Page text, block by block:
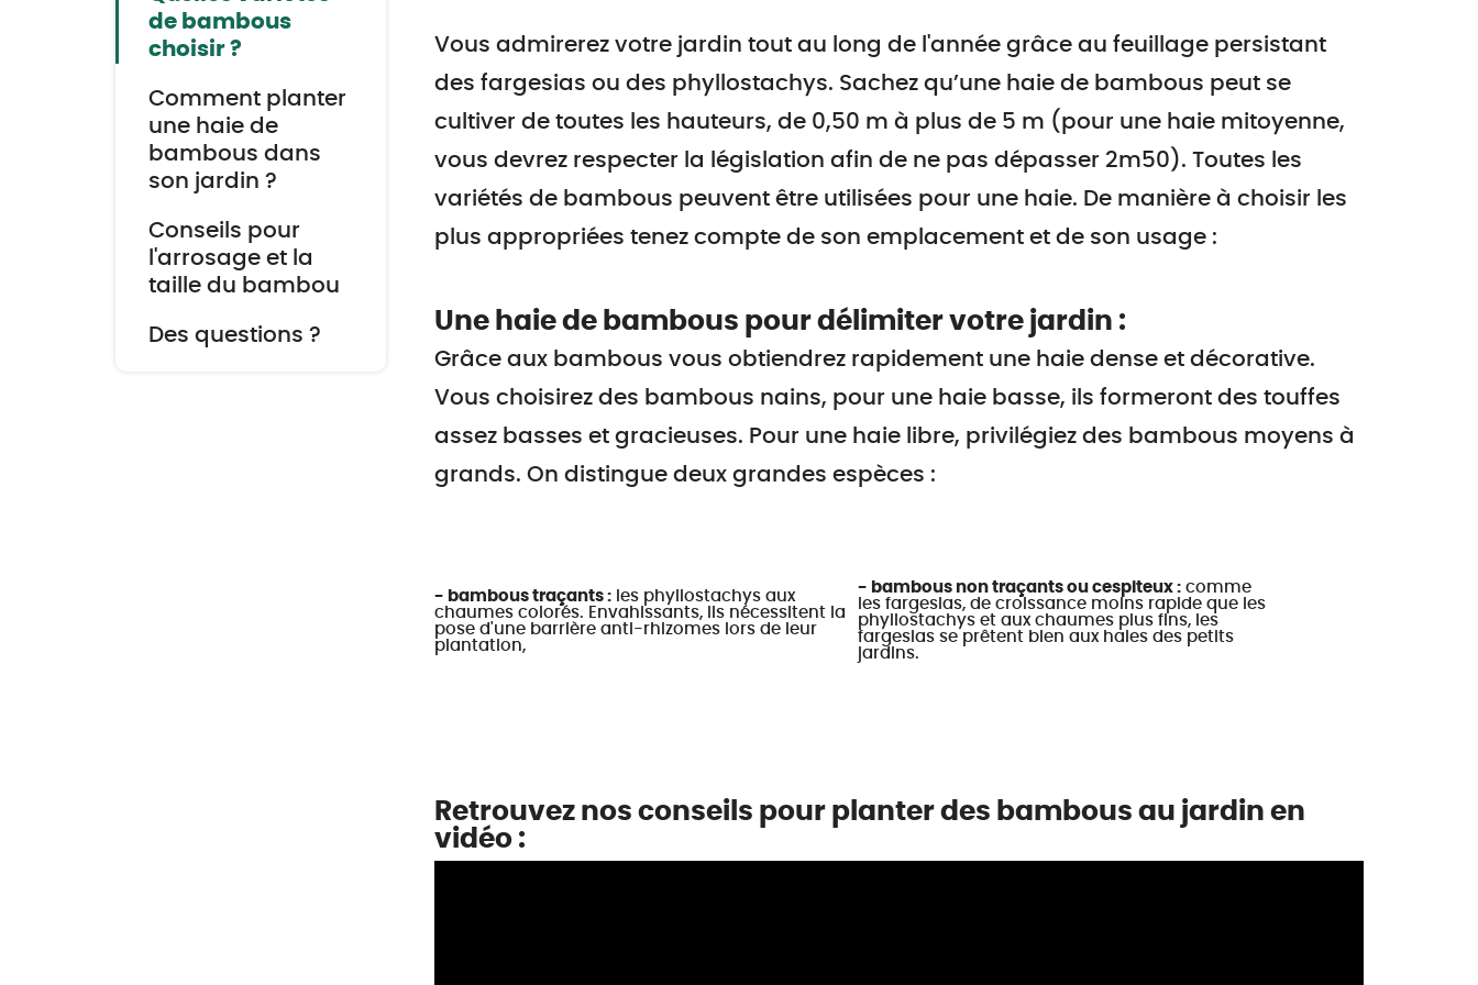
de bambous
choisir ?
Comment planter
une haie de
bambous dans
son jardin ?
Conseils pour
l'arrosage et la
taille du bambou
Des questions ?
Vous admirerez votre jardin tout au long de l'année grâce au feuillage persistant
des fargesias ou des phyllostachys. Sachez qu’une haie de bambous peut se
cultiver de toutes les hauteurs, de 0,50 m à plus de 5 m (pour une haie mitoyenne,
vous devrez respecter la législation afin de ne pas dépasser 2m50). Toutes les
variétés de bambous peuvent être utilisées pour une haie. De manière à choisir les
plus appropriées tenez compte de son emplacement et de son usage :
Une haie de bambous pour délimiter votre jardin :
Grâce aux bambous vous obtiendrez rapidement une haie dense et décorative.
Vous choisirez des bambous nains, pour une haie basse, ils formeront des touffes
assez basses et gracieuses. Pour une haie libre, privilégiez des bambous moyens à
grands. On distingue deux grandes espèces :
- bambous traçants :les phyllostachys aux
chaumes colorés. Envahissants, ils nécessitent la
pose d'une barrière anti-rhizomes lors de leur
plantation,
- bambous non traçants ou cespiteux :comme
les fargesias, de croissance moins rapide que les
phyllostachys et aux chaumes plus fins, les
fargesias se prêtent bien aux haies des petits
jardins.
Retrouvez nos conseils pour planter des bambous au jardin en
vidéo :